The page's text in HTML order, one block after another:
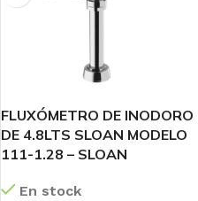
FLUXÓMETRO DE INODORO
DE 4.8LTS SLOAN MODELO
111-1.28 – SLOAN
En stock